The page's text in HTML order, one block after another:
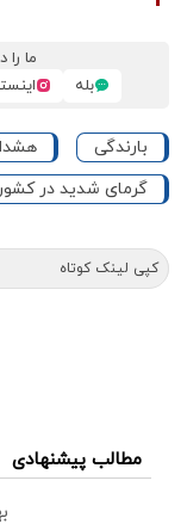
ما
بله
بارندگی
گرمای شدید در کشور
کپی لینک کوتاه
مطالب پیشنهادی